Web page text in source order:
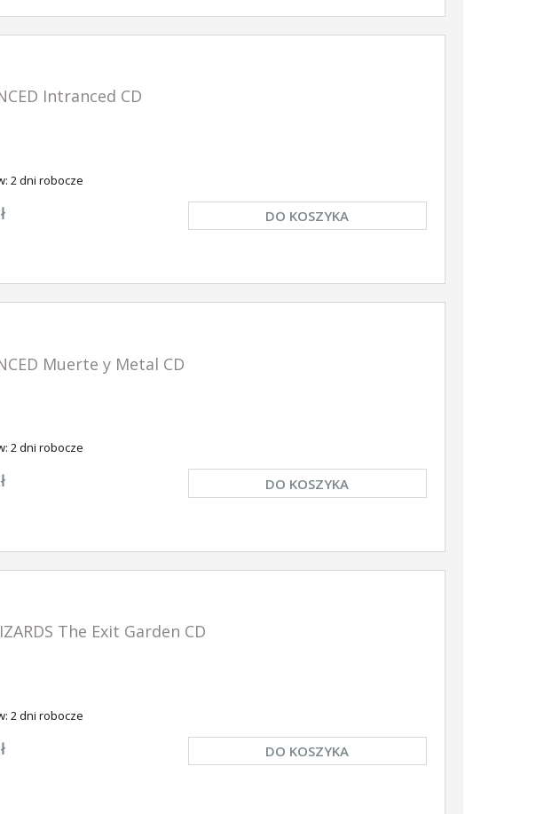
Intranced CD
2 dni robocze
DO KOSZYKA
Muerte y Metal CD
2 dni robocze
DO KOSZYKA
The Exit Garden CD
2 dni robocze
DO KOSZYKA